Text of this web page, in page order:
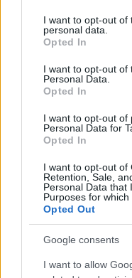
not limited to your visit
grant or deny consent
use your data for below
consent section.
I want to opt-out of
personal data.
Opted In
I want to opt-out of
Personal Data.
Opted In
I want to opt-out of
Personal Data for
Opted In
I want to opt-out of
Retention, Sale,
Personal Data that
Purposes for
Opted Out
Google consents
I want to allow
Ellen nem
2012. november 10.
ellenőriztette"
Volt nekem egy isteni
halkan, kedves,
Ádám s Éva
don B•2012. április 10.
Tisztelt Szerkesztő Úr,